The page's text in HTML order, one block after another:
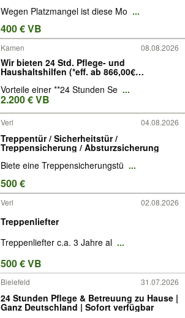
Wegen Platzmangel ist diese Mo ...
400 € VB
Kamen 08.08.2026
Wir bieten 24 Std. Pflege- und
Haushaltshilfen (*eff. ab 866,00€
Vorteile einer **24 Stunden Se ...
2.200 € VB
Verl 04.08.2026
Treppentür / Sicherheitstür /
Treppensicherung / Absturzsicherung
Biete eine Treppensicherungstü ...
500 €
Verl 02.08.2026
Treppenliefter
Treppenliefter c.a. 3 Jahre al ...
500 € VB
Bielefeld 31.07.2026
24 Stunden Pflege & Betreuung zu Hause |
Ganz Deutschland | Sofort verfügbar